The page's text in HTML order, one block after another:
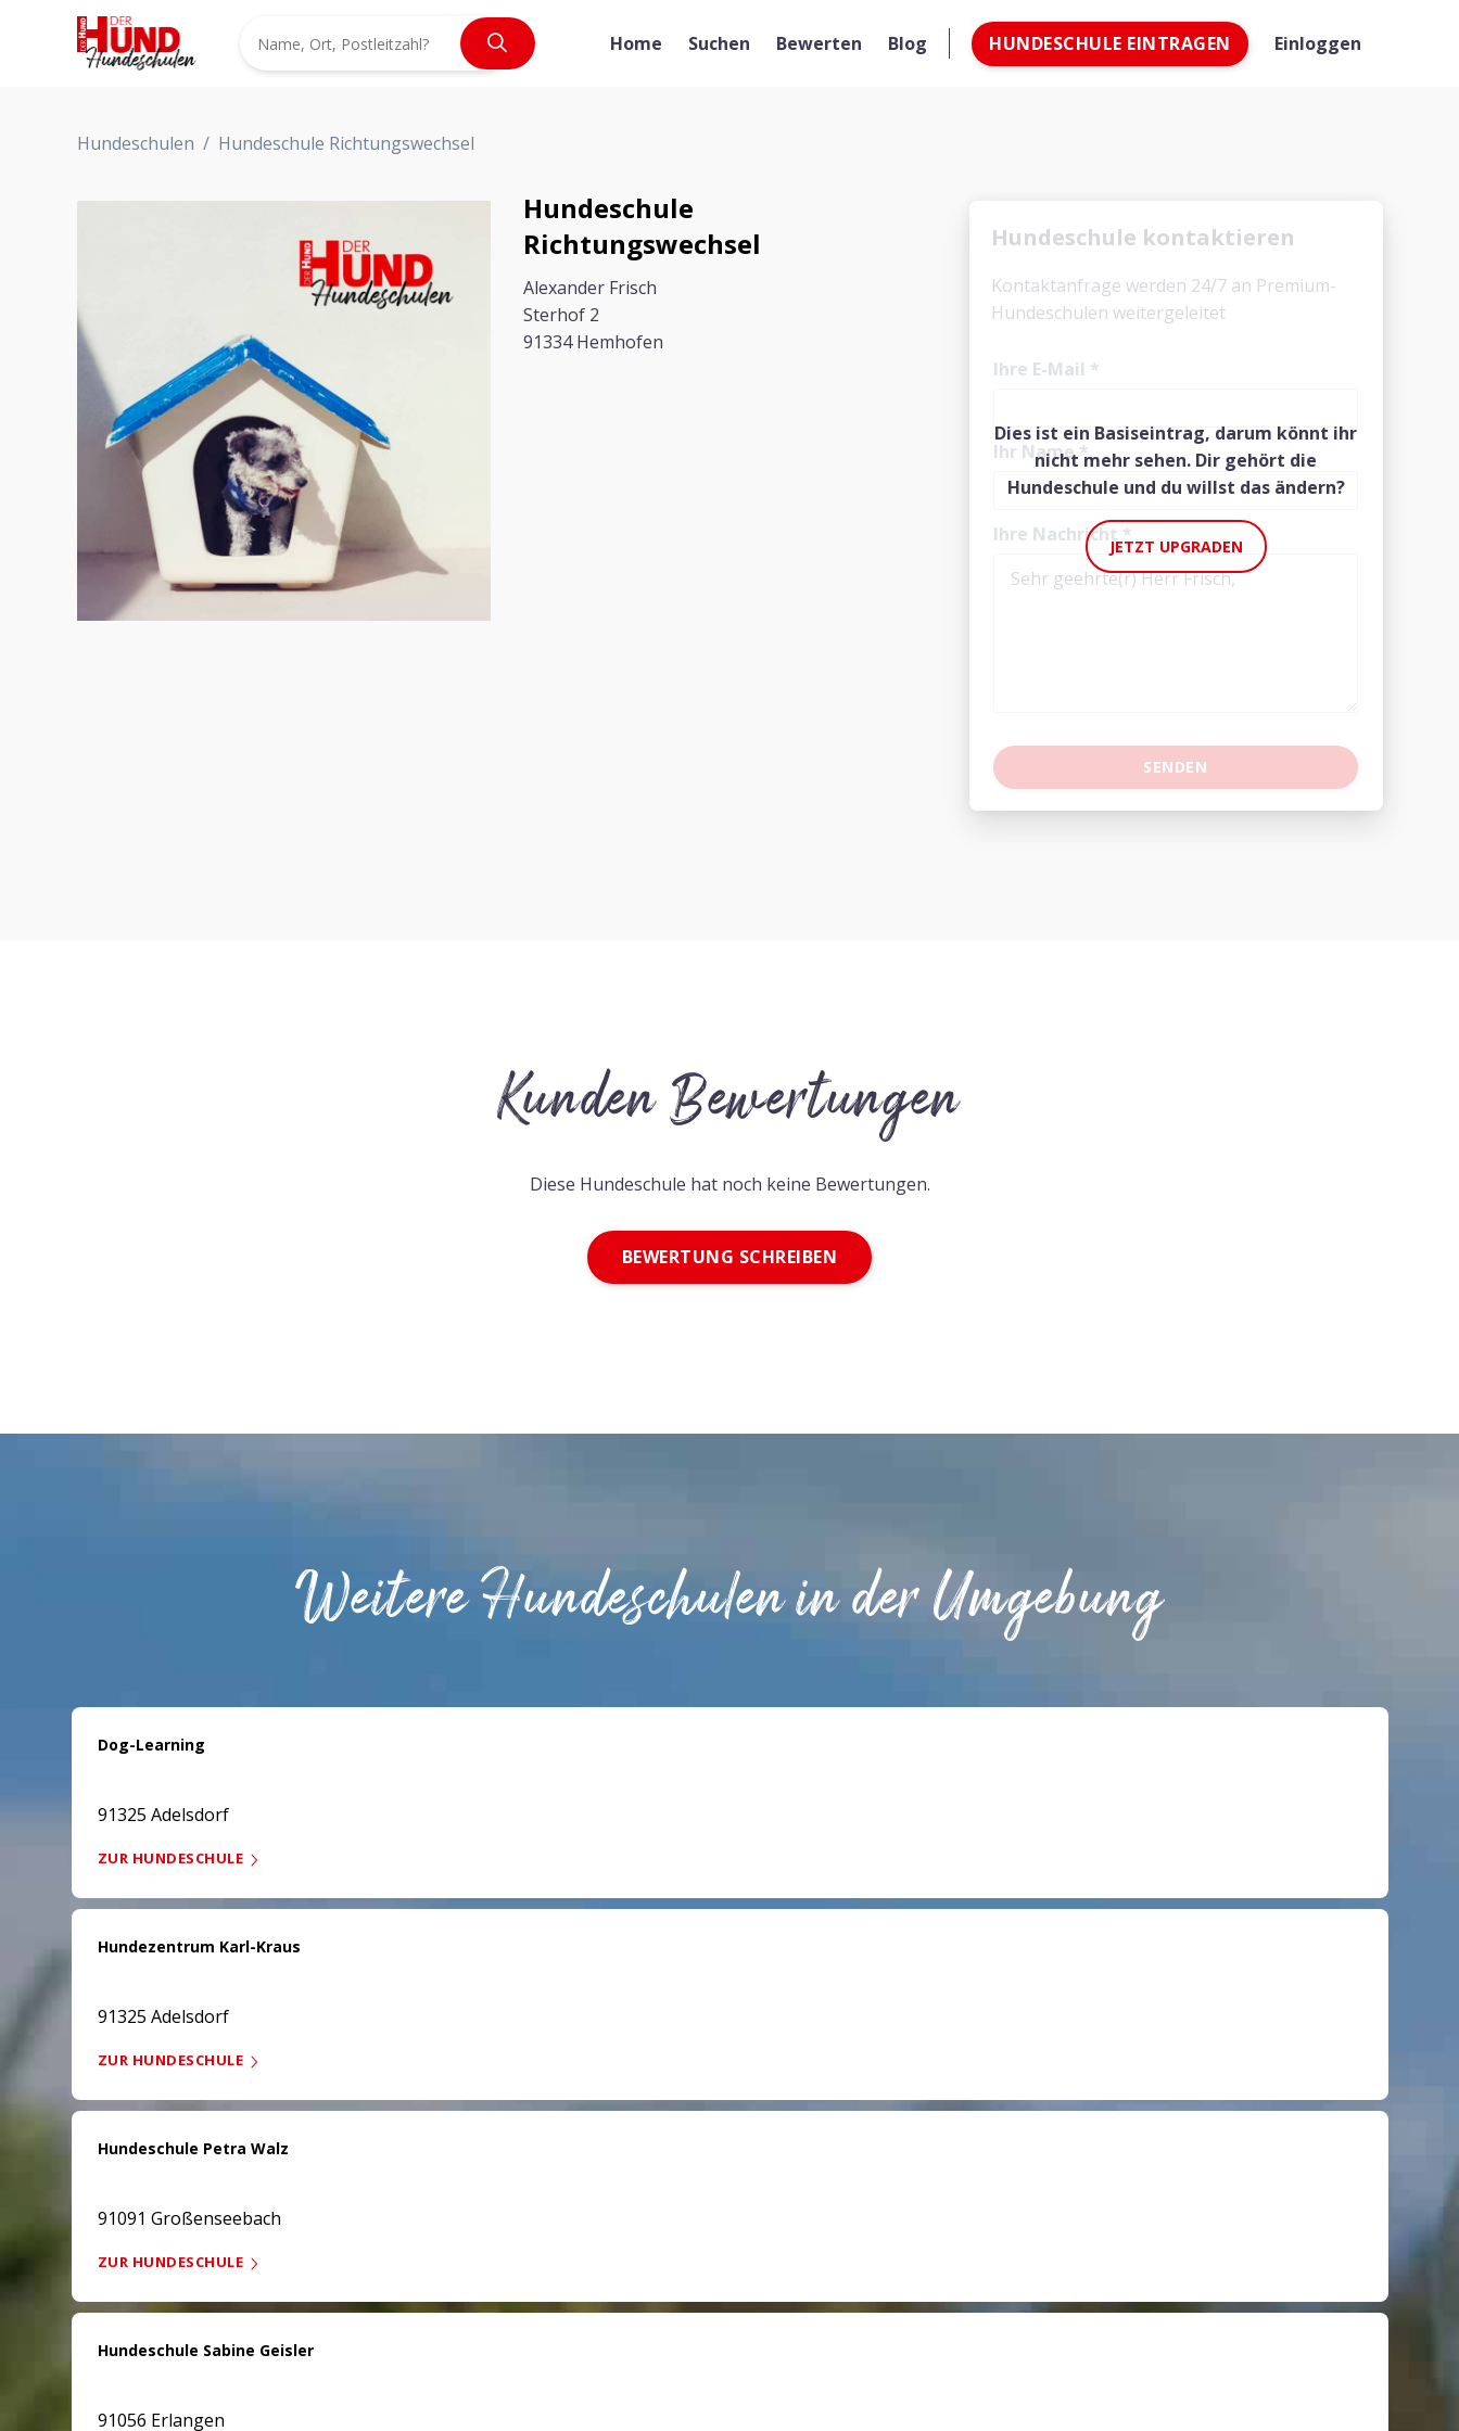
Home Suchen Bewerten Blog HUNDESCHULE EINTRAGEN Einloggen
Hundeschulen / Hundeschule Richtungswechsel
Hundeschule
Richtungswechsel
Alexander Frisch
Sterhof 2
91334 Hemhofen
Dies ist ein Basiseintrag, darum könnt ihr
nicht mehr sehen. Dir gehört die
Hundeschule und du willst das ändern?
JETZT UPGRADEN
Hundeschule kontaktieren
Kontaktanfrage werden 24/7 an Premium-
Hundeschulen weitergeleitet
Ihre E-Mail *
Ihr Name*
Ihre Nachricht *
Kunden Bewertungen
Diese Hundeschule hat noch keine Bewertungen.
BEWERTUNG SCHREIBEN
Weitere Hundeschulen in der Umgebung
Dog-Learning
91325 Adelsdorf
ZUR HUNDESCHULE
Hundezentrum Karl-Kraus
91325 Adelsdorf
ZUR HUNDESCHULE
Hundeschule Petra Walz
91091 Großenseebach
ZUR HUNDESCHULE
Hundeschule Sabine Geisler
91056 Erlangen